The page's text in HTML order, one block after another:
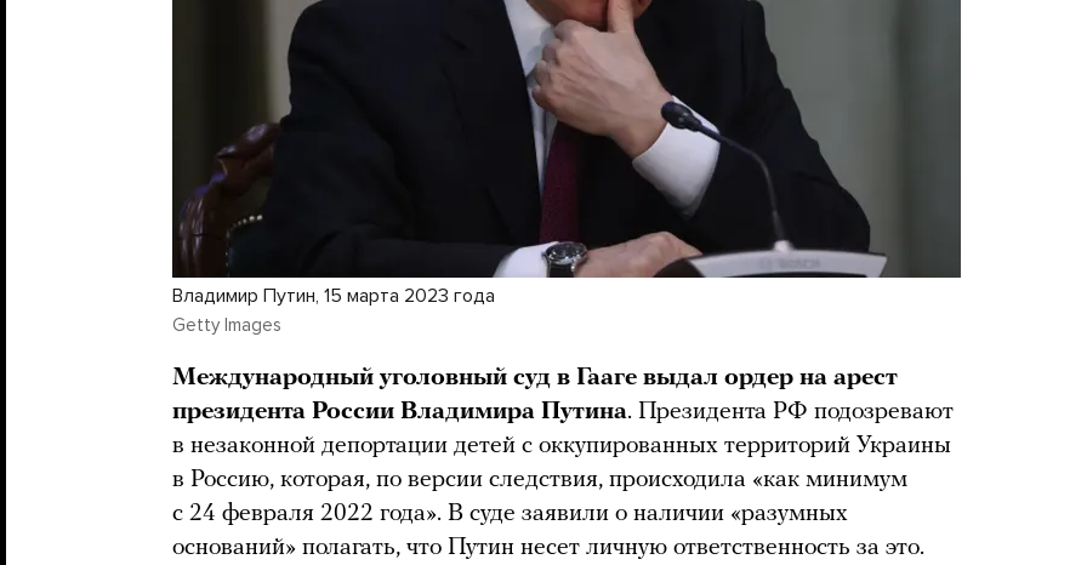
Владимир Путин, 15 марта 2023 года
Getty Images
Международный уголовный суд в Гааге выдал ордер на арест
президента России Владимира Путина. Президента РФ подозревают
в незаконной депортации детей с оккупированных территорий Украины
в Россию, которая, по версии следствия, происходила «как минимум
с 24 февраля 2022 года». В суде заявили о наличии «разумных
оснований» полагать, что Путин несет личную ответственность за это.